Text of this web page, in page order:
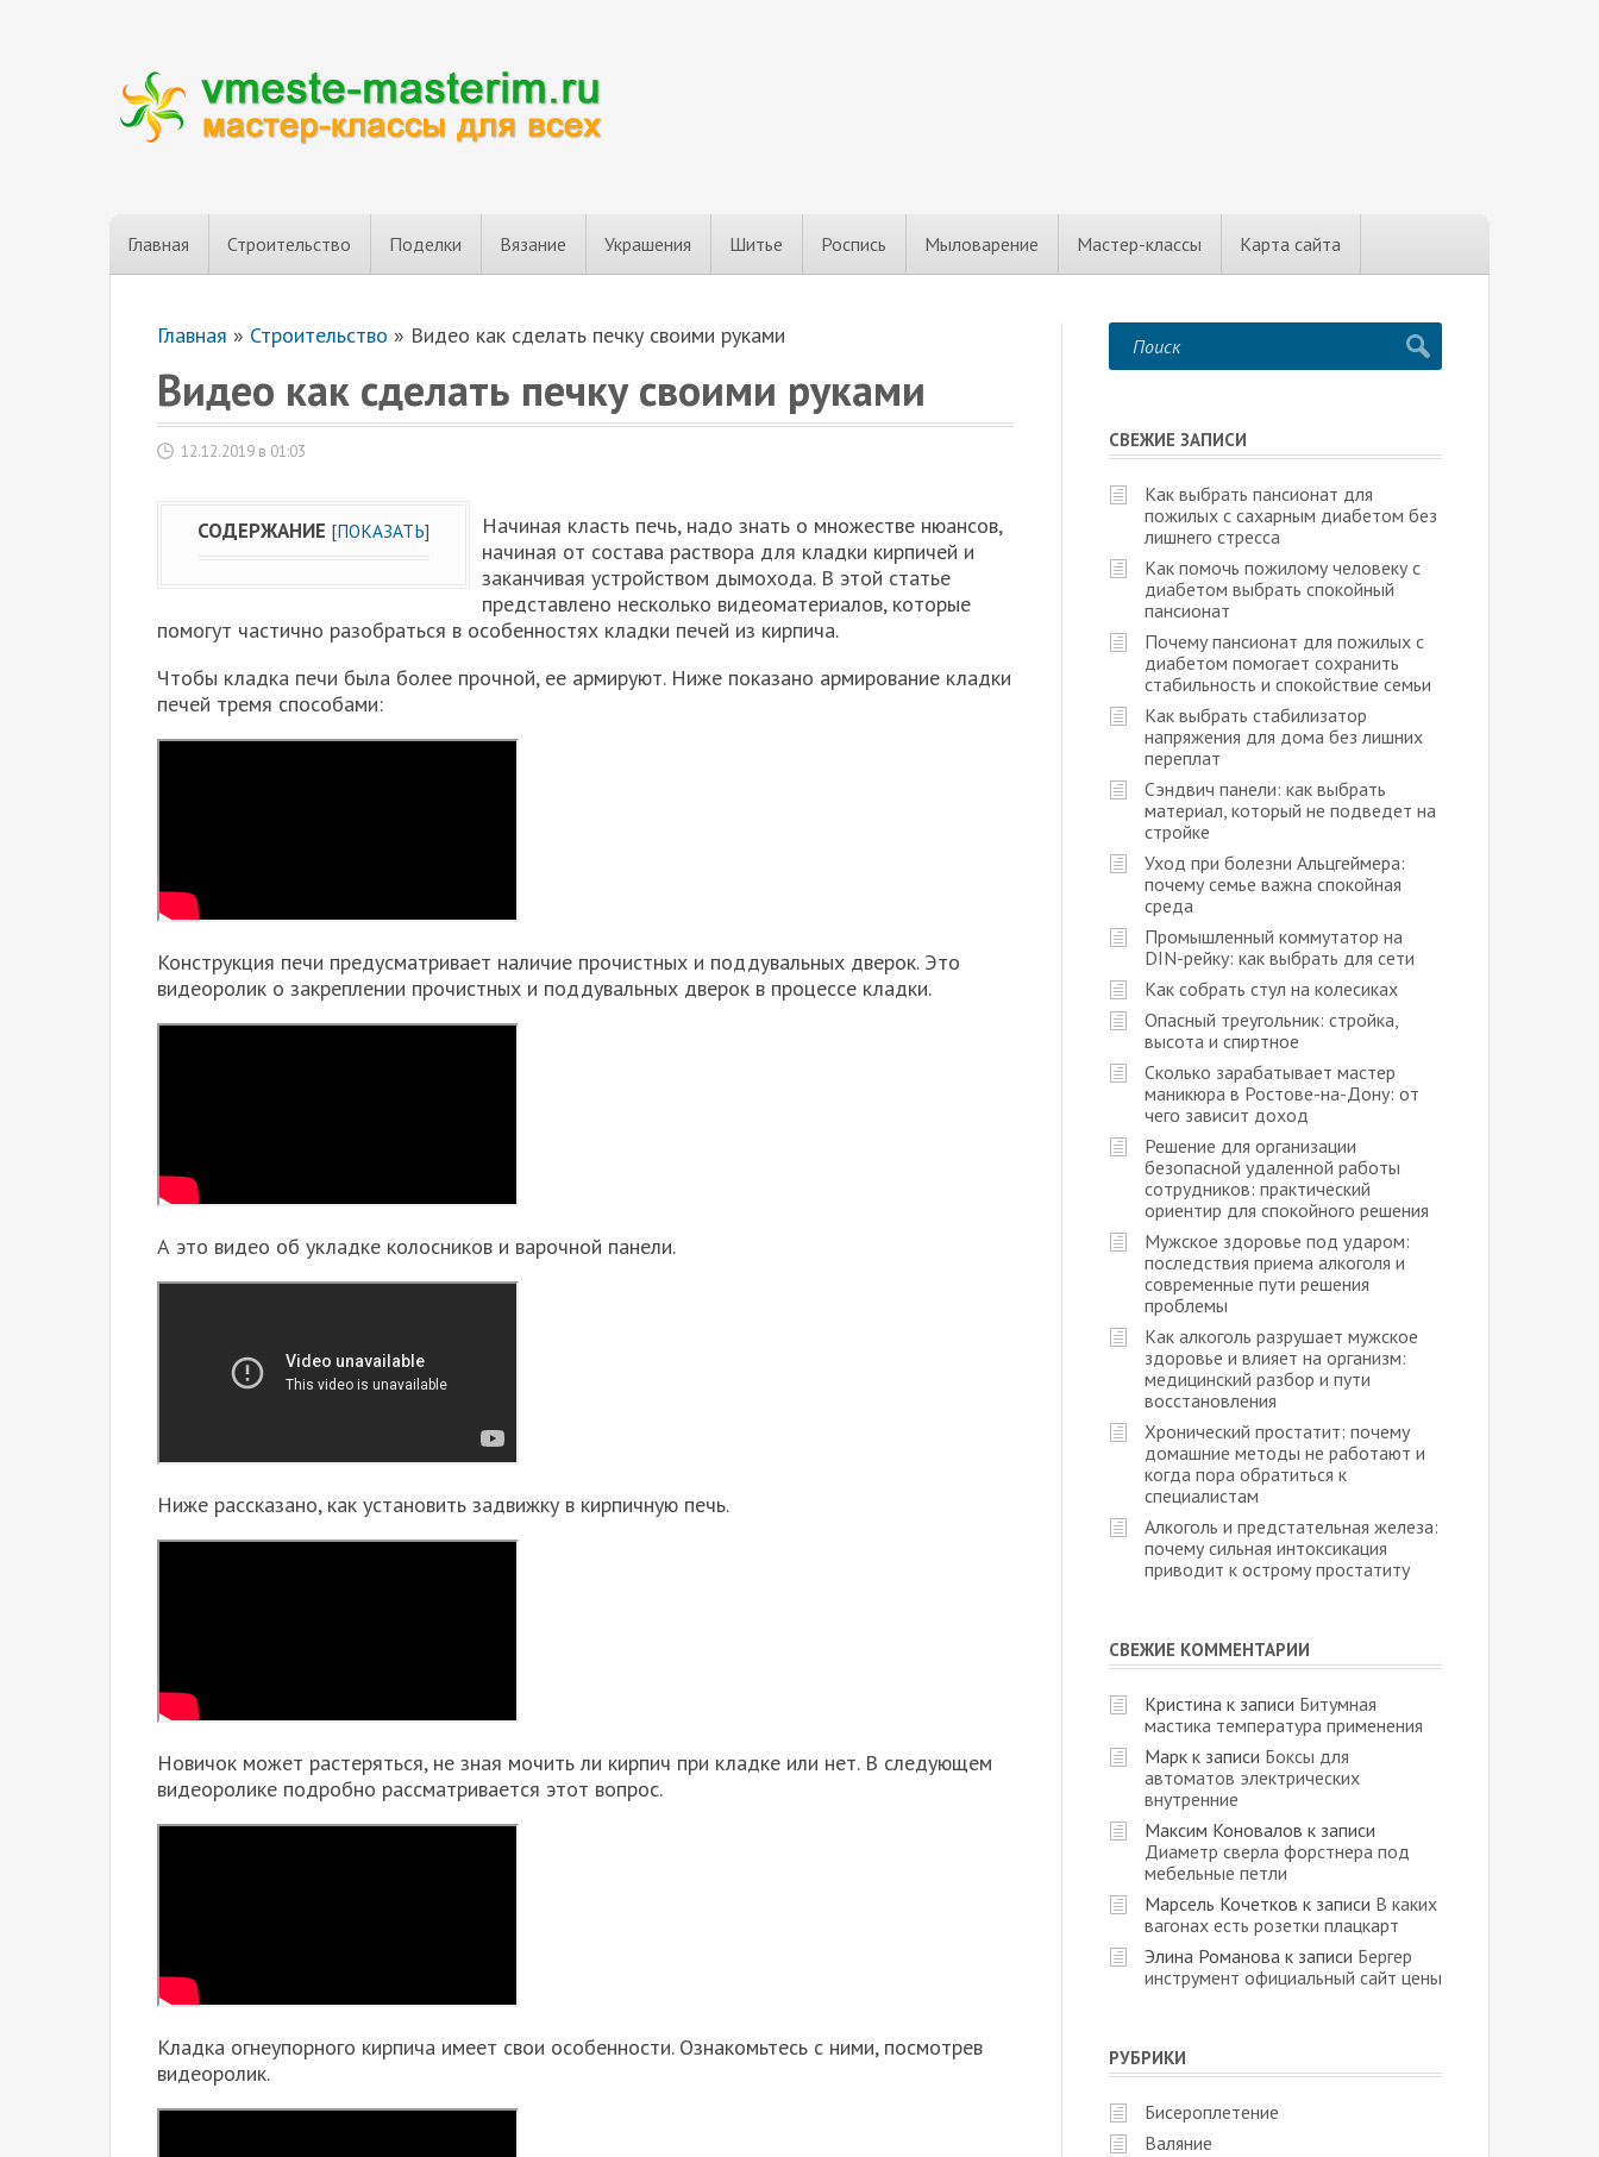
Главная Строительство Поделки Вязание Украшения Шитье Роспись Мыловарение Мастер-классы Карта сайта
Главная » Строительство » Видео как сделать печку своими руками
Видео как сделать печку своими руками
12.12.2019 в 01:03
СОДЕРЖАНИЕ [ПОКАЗАТЬ]
Начиная класть печь, надо знать о множестве нюансов,
начиная от состава раствора для кладки кирпичей и
заканчивая устройством дымохода. В этой статье
представлено несколько видеоматериалов, которые
помогут частично разобраться в особенностях кладки печей из кирпича.
Чтобы кладка печи была более прочной, ее армируют. Ниже показано армирование кладки
печей тремя способами:
Конструкция печи предусматривает наличие прочистных и поддувальных дверок. Это
видеоролик о закреплении прочистных и поддувальных дверок в процессе кладки.
А это видео об укладке колосников и варочной панели.
Ниже рассказано, как установить задвижку в кирпичную печь.
Новичок может растеряться, не зная мочить ли кирпич при кладке или нет. В следующем
видеоролике подробно рассматривается этот вопрос.
Кладка огнеупорного кирпича имеет свои особенности. Ознакомьтесь с ними, посмотрев
видеоролик.
СВЕЖИЕ ЗАПИСИ
Как выбрать пансионат для
пожилых с сахарным диабетом без
лишнего стресса
Как помочь пожилому человеку с
диабетом выбрать спокойный
пансионат
Почему пансионат для пожилых с
диабетом помогает сохранить
стабильность и спокойствие семьи
Как выбрать стабилизатор
напряжения для дома без лишних
переплат
Сэндвич панели: как выбрать
материал, который не подведет на
стройке
Уход при болезни Альцгеймера:
почему семье важна спокойная
среда
Промышленный коммутатор на
DIN-рейку: как выбрать для сети
Как собрать стул на колесиках
Опасный треугольник: стройка,
высота и спиртное
Сколько зарабатывает мастер
маникюра в Ростове-на-Дону: от
чего зависит доход
Решение для организации
безопасной удаленной работы
сотрудников: практический
ориентир для спокойного решения
Мужское здоровье под ударом:
последствия приема алкоголя и
современные пути решения
проблемы
Как алкоголь разрушает мужское
здоровье и влияет на организм:
медицинский разбор и пути
восстановления
Хронический простатит: почему
домашние методы не работают и
когда пора обратиться к
специалистам
Алкоголь и предстательная железа:
почему сильная интоксикация
приводит к острому простатиту
СВЕЖИЕ КОММЕНТАРИИ
Кристина к записи Битумная
мастика температура применения
Марк к записи Боксы для
автоматов электрических
внутренние
Максим Коновалов к записи
Диаметр сверла форстнера под
мебельные петли
Марсель Кочетков к записи В каких
вагонах есть розетки плацкарт
Элина Романова к записи Бергер
инструмент официальный сайт цены
РУБРИКИ
Бисероплетение
Валяние